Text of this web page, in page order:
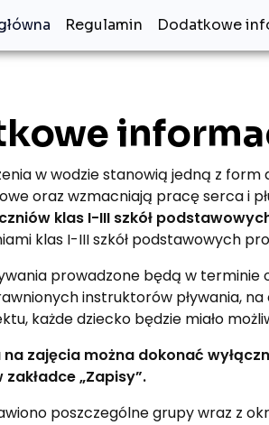
Regulamin Dodatkowe
w wodzie stanowią jedną z
oraz wzmacniają pracę serca i
klas I-III szkół
klas I-III szkół podstawowych
prowadzone będą w terminie
instruktorów pływania,
każde dziecko będzie miało
na zajęcia można dokonać
„Zapisy”.
poszczególne grupy wraz z